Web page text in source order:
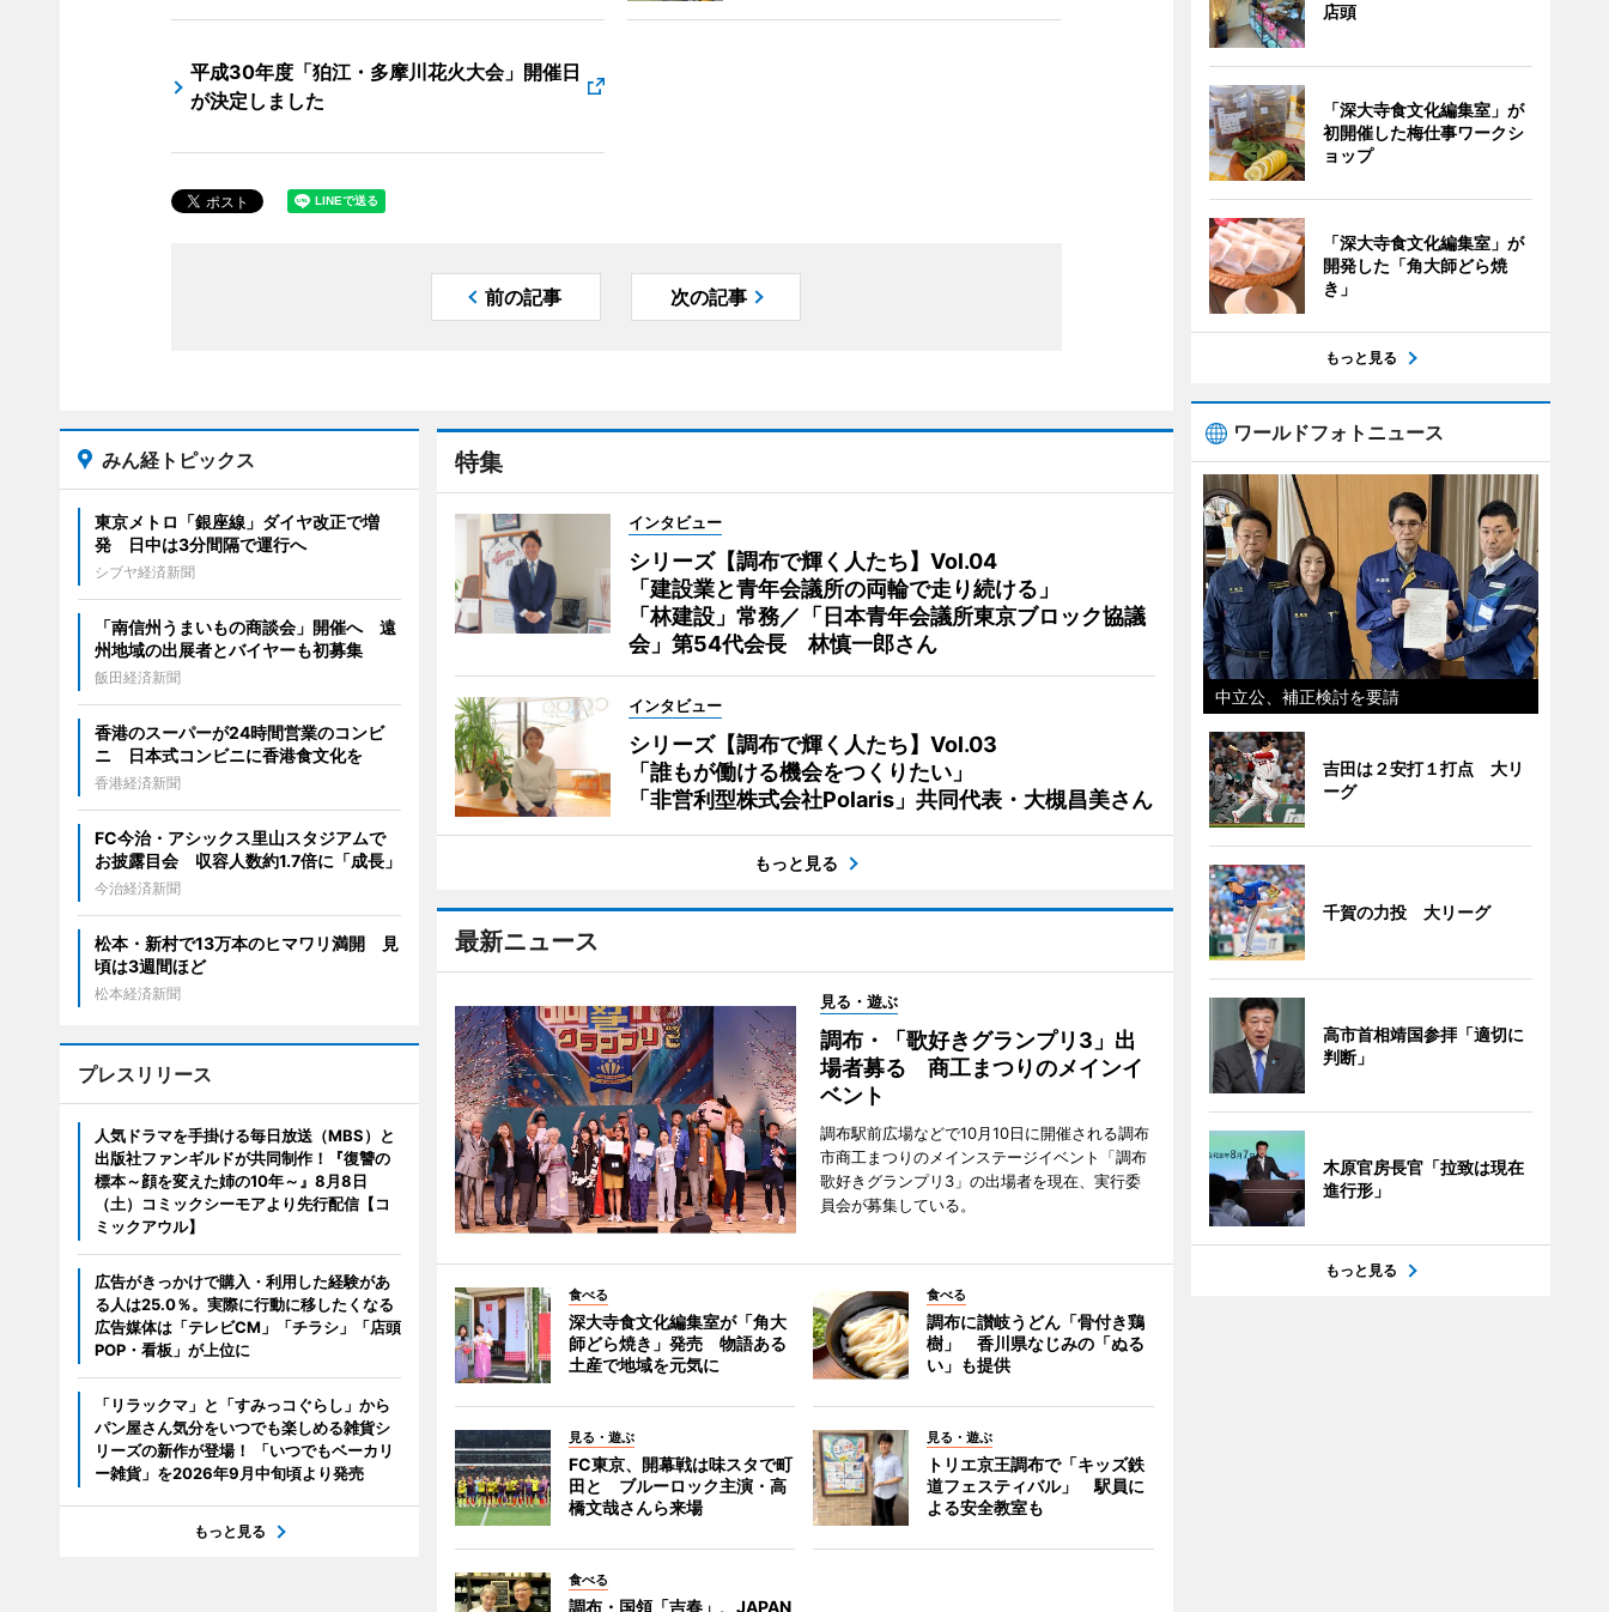
平成30年度「狛江・多摩川花火大会」開催日
が決定しました
前の記事 次の記事
特集
インタビュー
シリーズ【調布で輝く人たち】Vol.04
「建設業と青年会議所の両輪で走り続ける」
「林建設」常務／「日本青年会議所東京ブロック協議
会」第54代会長 林慎一郎さん
インタビュー
シリーズ【調布で輝く人たち】Vol.03
「誰もが働ける機会をつくりたい」
「非営利型株式会社Polaris」共同代表・大槻昌美さん
もっと見る
最新ニュース
見る・遊ぶ
調布・「歌好きグランプリ3」出
場者募る 商工まつりのメインイ
ベント
調布駅前広場などで10月10日に開催される調布
市商工まつりのメインステージイベント「調布
歌好きグランプリ3」の出場者を現在、実行委
員会が募集している。
食べる
深大寺食文化編集室が「角大
師どら焼き」発売 物語ある
土産で地域を元気に
食べる
調布に讃岐うどん「骨付き鶏
樹」 香川県なじみの「ぬる
い」も提供
見る・遊ぶ
FC東京、開幕戦は味スタで町
田と ブルーロック主演・高
橋文哉さんら来場
見る・遊ぶ
トリエ京王調布で「キッズ鉄
道フェスティバル」 駅員に
よる安全教室も
食べる
調布・国領「吉春」、JAPAN
みん経トピックス
東京メトロ「銀座線」ダイヤ改正で増
発 日中は3分間隔で運行へ
シブヤ経済新聞
「南信州うまいもの商談会」開催へ 遠
州地域の出展者とバイヤーも初募集
飯田経済新聞
香港のスーパーが24時間営業のコンビ
ニ 日本式コンビニに香港食文化を
香港経済新聞
FC今治・アシックス里山スタジアムで
お披露目会 収容人数約1.7倍に「成長」
今治経済新聞
松本・新村で13万本のヒマワリ満開 見
頃は3週間ほど
松本経済新聞
プレスリリース
人気ドラマを手掛ける毎日放送（MBS）と
出版社ファンギルドが共同制作！『復讐の
標本～顔を変えた姉の10年～』8月8日
（土）コミックシーモアより先行配信【コ
ミックアウル】
広告がきっかけで購入・利用した経験があ
る人は25.0％。実際に行動に移したくなる
広告媒体は「テレビCM」「チラシ」「店頭
POP・看板」が上位に
「リラックマ」と「すみっコぐらし」から
パン屋さん気分をいつでも楽しめる雑貨シ
リーズの新作が登場！ 「いつでもベーカリ
ー雑貨」を2026年9月中旬頃より発売
もっと見る
店頭
「深大寺食文化編集室」が
初開催した梅仕事ワークシ
ョップ
「深大寺食文化編集室」が
開発した「角大師どら焼
き」
もっと見る
ワールドフォトニュース
中立公、補正検討を要請
吉田は２安打１打点 大リ
ーグ
千賀の力投 大リーグ
高市首相靖国参拝「適切に
判断」
木原官房長官「拉致は現在
進行形」
もっと見る